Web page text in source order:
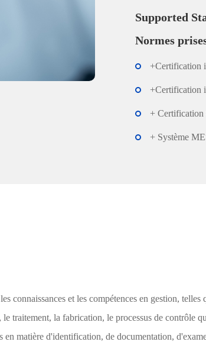
Supported
Normes
+Certification
+Certification
+ Certification
+ Système
connaissances et les compétences en gestion, telles
traitement, la fabrication, le processus de contrôle
en matière d'identification, de documentation,